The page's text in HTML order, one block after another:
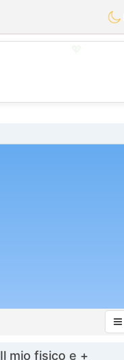
Il mio fisico e +